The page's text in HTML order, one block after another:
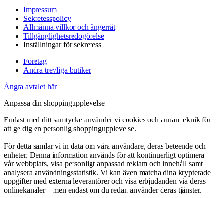
Impressum
Sekretesspolicy
Allmänna villkor och ångerrät
Tillgänglighetsredogörelse
Inställningar för sekretess
Företag
Andra trevliga butiker
Ångra avtalet här
Anpassa din shoppingupplevelse
Endast med ditt samtycke använder vi cookies och annan teknik för
att ge dig en personlig shoppingupplevelse.
För detta samlar vi in data om våra användare, deras beteende och
enheter. Denna information används för att kontinuerligt optimera
vår webbplats, visa personligt anpassad reklam och innehåll samt
analysera användningsstatistik. Vi kan även matcha dina krypterade
uppgifter med externa leverantörer och visa erbjudanden via deras
onlinekanaler – men endast om du redan använder deras tjänster.